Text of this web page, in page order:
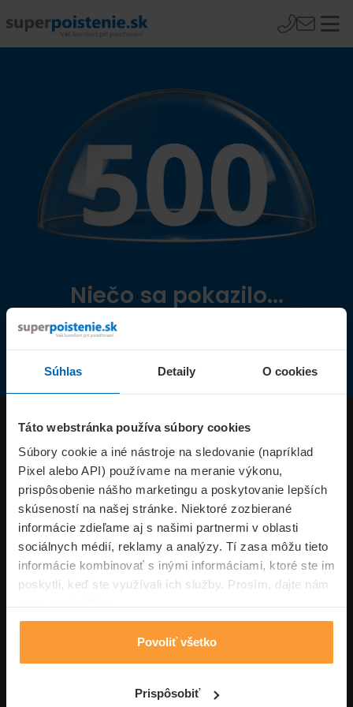
Súhlas Detaily O cookies
Táto webstránka používa súbory cookies
Súbory cookie a iné nástroje na sledovanie (napríklad
Pixel alebo API) používame na meranie výkonu,
prispôsobenie nášho marketingu a poskytovanie lepších
skúseností na našej stránke. Niektoré zozbierané
informácie zdieľame aj s našimi partnermi v oblasti
sociálnych médií, reklamy a analýzy. Tí zasa môžu tieto
informácie kombinovať s inými informáciami, ktoré ste im
poskytli, keď ste využívali ich služby. Prosím, dajte nám
Povoliť všetko
Prispôsobiť
Niečo sa pokazilo...
Přejít na úvodní stránku
Produkty
Superpoistenie.sk
Informácie
Typy poistení
Volajte pon-pia: 09:00–17:00 hod
0850 100 101
Napíšte nám